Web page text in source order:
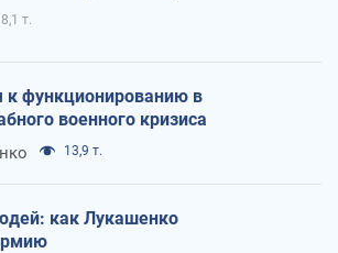
8,1 т.
к функционированию в
военного кризиса
13,9 т.
как Лукашенко